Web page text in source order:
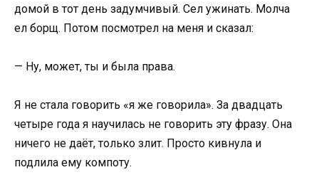
домой в тот день задумчивый. Сел ужинать. Молча
ел борщ. Потом посмотрел на меня и сказал:
— Ну, может, ты и была права.
Я не стала говорить «я же говорила». За двадцать
четыре года я научилась не говорить эту фразу. Она
ничего не даёт, только злит. Просто кивнула и
подлила ему компоту.